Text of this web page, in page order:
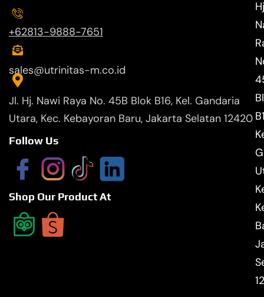
+62813-9888-7651
sales@utrinitas-m.co.id
Jl. Hj. Nawi Raya No. 45B Blok B16, Kel. Gandaria
Utara, Kec. Kebayoran Baru, Jakarta Selatan 12420
Follow Us
Shop Our Product At